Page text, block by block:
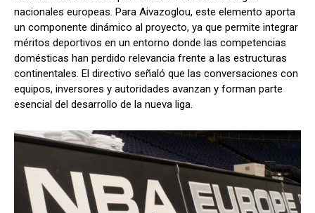
nacionales europeas. Para Aivazoglou, este elemento aporta
un componente dinámico al proyecto, ya que permite integrar
méritos deportivos en un entorno donde las competencias
domésticas han perdido relevancia frente a las estructuras
continentales. El directivo señaló que las conversaciones con
equipos, inversores y autoridades avanzan y forman parte
esencial del desarrollo de la nueva liga.